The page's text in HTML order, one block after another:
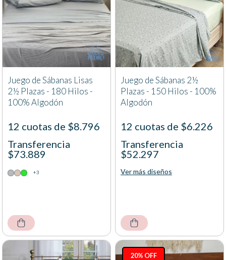
Juego de Sábanas Lisas
2½ Plazas - 180 Hilos -
100% Algodón
12 cuotas de $8.796
Transferencia
$73.889
+3
Juego de Sábanas 2½
Plazas - 150 Hilos - 100%
Algodón
12 cuotas de $6.226
Transferencia
$52.297
Ver más diseños
20% OFF